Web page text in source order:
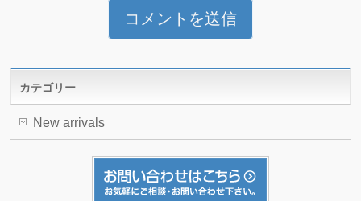
カテゴリー
New arrivals